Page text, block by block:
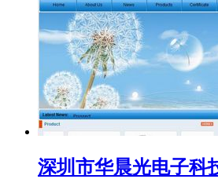
深圳市华晨光电子科